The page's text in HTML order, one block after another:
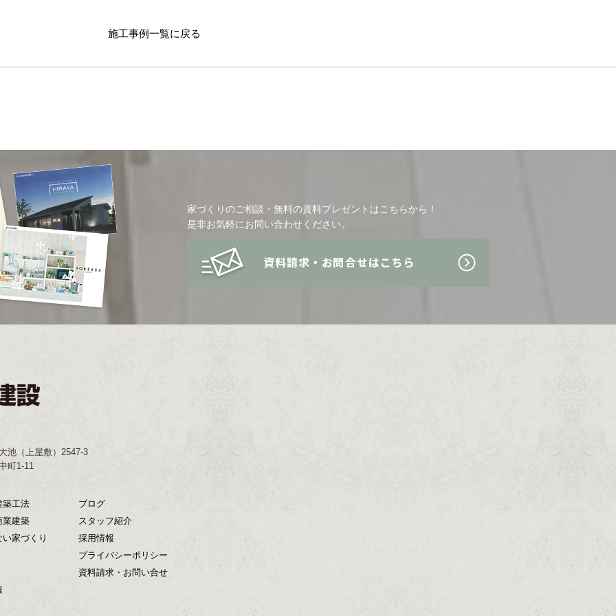
施工事例一覧に戻る
家づくりのご相談・無料の資料プレゼントはこちらから！
是非お気軽にお問い合わせください。
（上屋敷）2547-3
町1-11
築工法
業建築
家づくり
ブログ
スタッフ紹介
採用情報
プライバシーポリシー
資料請求・お問い合せ